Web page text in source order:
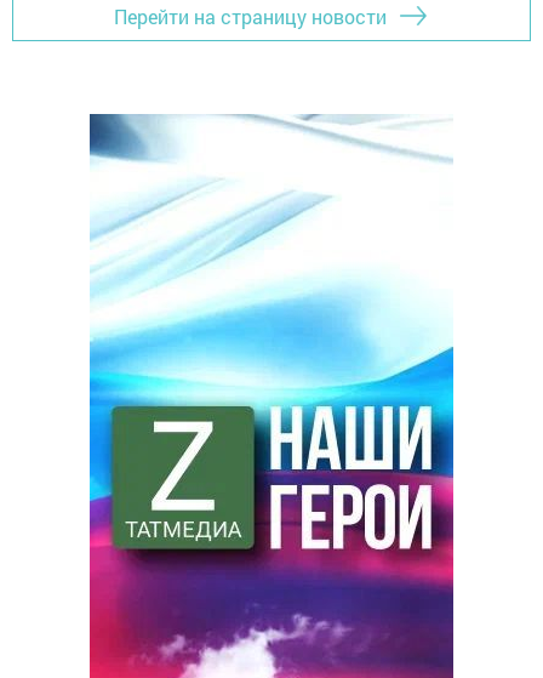
Перейти на страницу новости